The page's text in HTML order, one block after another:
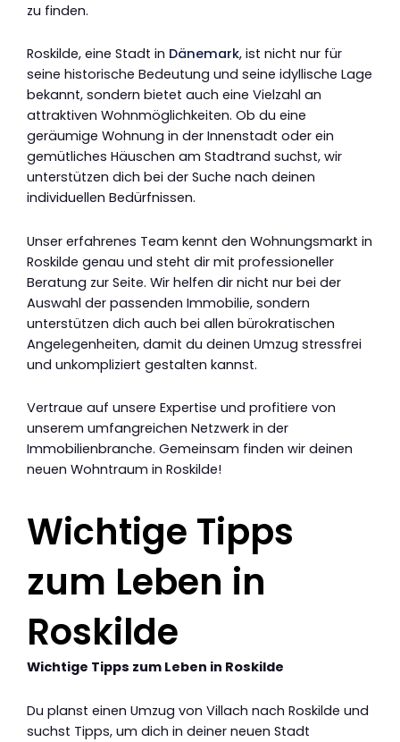
zu finden.
Roskilde, eine Stadt in Dänemark, ist nicht nur für
seine historische Bedeutung und seine idyllische Lage
bekannt, sondern bietet auch eine Vielzahl an
attraktiven Wohnmöglichkeiten. Ob du eine
geräumige Wohnung in der Innenstadt oder ein
gemütliches Häuschen am Stadtrand suchst, wir
unterstützen dich bei der Suche nach deinen
individuellen Bedürfnissen.
Unser erfahrenes Team kennt den Wohnungsmarkt in
Roskilde genau und steht dir mit professioneller
Beratung zur Seite. Wir helfen dir nicht nur bei der
Auswahl der passenden Immobilie, sondern
unterstützen dich auch bei allen bürokratischen
Angelegenheiten, damit du deinen Umzug stressfrei
und unkompliziert gestalten kannst.
Vertraue auf unsere Expertise und profitiere von
unserem umfangreichen Netzwerk in der
Immobilienbranche. Gemeinsam finden wir deinen
neuen Wohntraum in Roskilde!
Wichtige Tipps
zum Leben in
Roskilde
Wichtige Tipps zum Leben in Roskilde
Du planst einen Umzug von Villach nach Roskilde und
suchst Tipps, um dich in deiner neuen Stadt